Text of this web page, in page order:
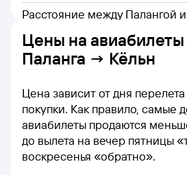
Расстояние между Палангой
Цены на авиабилеты
Паланга → Кёльн
Цена зависит от дня
покупки. Как правило, самые
авиабилеты продаются
до вылета на вечер пятницы
воскресенья «обратно».